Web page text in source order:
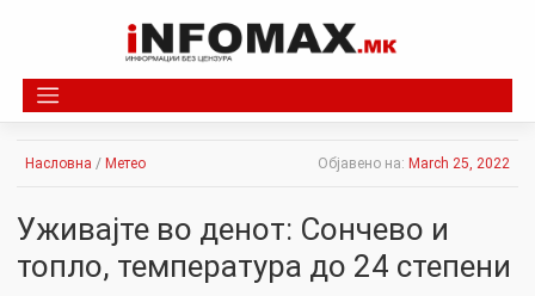
Насловна / Метео Објавено на: March 25, 2022
Уживајте во денот: Сончево и
топло, температура до 24 степени